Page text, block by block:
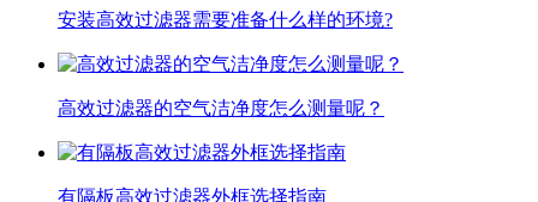
安装高效过滤器需要准备什么样的环境?
高效过滤器的空气洁净度怎么测量呢？
有隔板高效过滤器外框选择指南